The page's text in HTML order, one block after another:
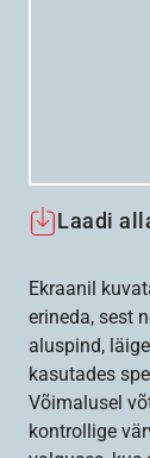
Laadi
Ekraanil
erineda, sest
aluspind,
kasutades
Võimalusel
kontrollige